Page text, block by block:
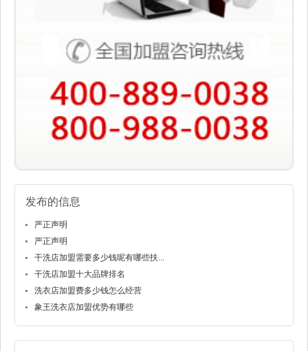
发布的信息
严正声明
严正声明
干洗店加盟需要多少钱呢有哪些扶...
干洗店加盟十大品牌排名
洗衣店加盟费多少钱怎么经营
象王洗衣店加盟优势有哪些